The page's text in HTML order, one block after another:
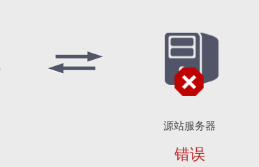
源站服务器
错误